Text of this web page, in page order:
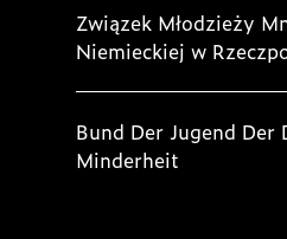
Związek Młodzieży
Niemieckiej w
Bund Der Jugend Der
Minderheit